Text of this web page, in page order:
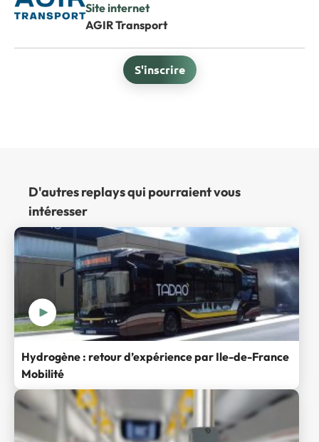
Site internet
AGIR Transport
S'inscrire
D'autres replays qui pourraient vous
intéresser
Hydrogène : retour d’expérience par Ile-de-France
Mobilité